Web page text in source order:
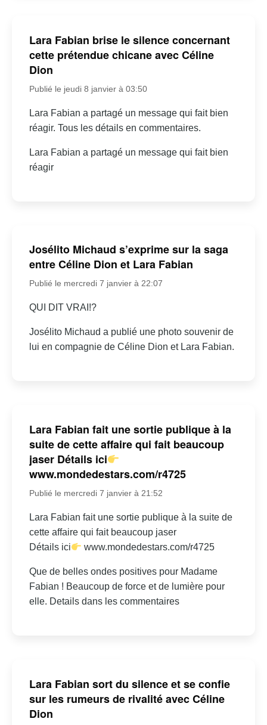
Lara Fabian brise le silence concernant
cette prétendue chicane avec Céline
Dion
Publié le jeudi 8 janvier à 03:50
Lara Fabian a partagé un message qui fait bien
réagir. Tous les détails en commentaires.
Lara Fabian a partagé un message qui fait bien
réagir
Josélito Michaud s’exprime sur la saga
entre Céline Dion et Lara Fabian
Publié le mercredi 7 janvier à 22:07
QUI DIT VRAI!?
Josélito Michaud a publié une photo souvenir de
lui en compagnie de Céline Dion et Lara Fabian.
Lara Fabian fait une sortie publique à la
suite de cette affaire qui fait beaucoup
jaser Détails ici
www.mondedestars.com/r4725
Publié le mercredi 7 janvier à 21:52
Lara Fabian fait une sortie publique à la suite de
cette affaire qui fait beaucoup jaser
Détails ici
www.mondedestars.com/r4725
Que de belles ondes positives pour Madame
Fabian ! Beaucoup de force et de lumière pour
elle. Details dans les commentaires
Lara Fabian sort du silence et se confie
sur les rumeurs de rivalité avec Céline
Dion